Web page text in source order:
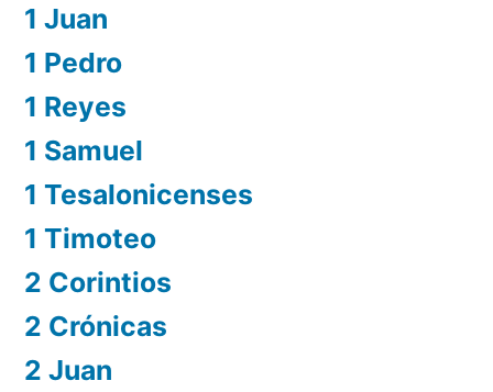
1 Juan
1 Pedro
1 Reyes
1 Samuel
1 Tesalonicenses
1 Timoteo
2 Corintios
2 Crónicas
2 Juan